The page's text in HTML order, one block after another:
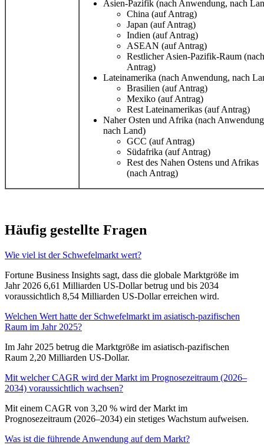
Asien-Pazifik (nach Anwendung, nach
China (auf Antrag)
Japan (auf Antrag)
Indien (auf Antrag)
ASEAN (auf Antrag)
Restlicher Asien-Pazifik-Raum (nach
Antrag)
Lateinamerika (nach Anwendung, nach
Brasilien (auf Antrag)
Mexiko (auf Antrag)
Rest Lateinamerikas (auf Antrag)
Naher Osten und Afrika (nach
nach Land)
GCC (auf Antrag)
Südafrika (auf Antrag)
Rest des Nahen Ostens und Afrikas
(nach Antrag)
Häufig gestellte Fragen
Wie viel ist der Schwefelmarkt wert?
Fortune Business Insights sagt, dass die globale Marktgröße im
Jahr 2026 6,61 Milliarden US-Dollar betrug und bis 2034
voraussichtlich 8,54 Milliarden US-Dollar erreichen wird.
Welchen Wert hatte der Schwefelmarkt im asiatisch-pazifischen
Raum im Jahr 2025?
Im Jahr 2025 betrug die Marktgröße im asiatisch-pazifischen
Raum 2,20 Milliarden US-Dollar.
Mit welcher CAGR wird der Markt im Prognosezeitraum (2026–
2034) voraussichtlich wachsen?
Mit einem CAGR von 3,20 % wird der Markt im
Prognosezeitraum (2026–2034) ein stetiges Wachstum aufweisen.
Was ist die führende Anwendung auf dem Markt?